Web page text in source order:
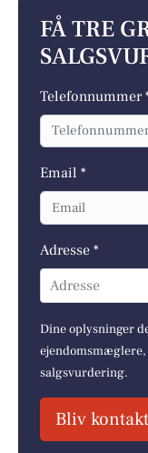
FÅ TRE
Telefonnummer
Email *
Adresse *
Adresse
Dine oplysninger
ejendomsmæglere,
salgsvurdering.
Bliv